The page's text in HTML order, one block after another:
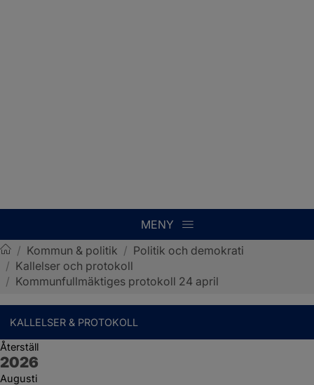
MENY
Sotenäs kommun
/ Kommun & politik / Politik och demokrati
/ Kallelser och protokoll
/ Kommunfullmäktiges protokoll 24 april
KALLELSER & PROTOKOLL
Återställ
År:
2026
Augusti